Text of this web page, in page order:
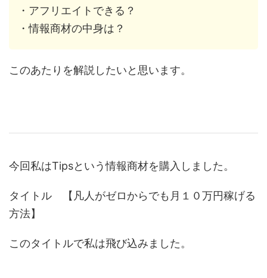
・アフリエイトできる？
・情報商材の中身は？
このあたりを解説したいと思います。
今回私はTipsという情報商材を購入しました。
タイトル 【凡人がゼロからでも月１０万円稼げる
方法】
このタイトルで私は飛び込みました。